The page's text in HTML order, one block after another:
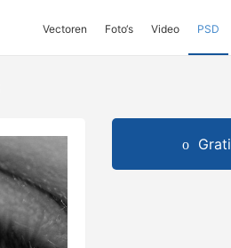
Vectoren Foto‘s Video PSD